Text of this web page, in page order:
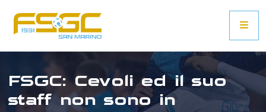
FSGC: Cevoli ed il suo
staff non sono in